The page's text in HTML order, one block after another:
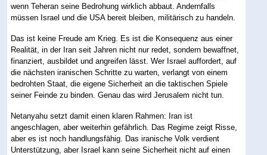
wenn Teheran seine Bedrohung wirklich abbaut. Andernfalls
müssen Israel und die USA bereit bleiben, militärisch zu handeln.
Das ist keine Freude am Krieg. Es ist die Konsequenz aus einer
Realität, in der Iran seit Jahren nicht nur redet, sondern bewaffnet,
finanziert, ausbildet und angreifen lässt. Wer Israel auffordert, auf
die nächsten iranischen Schritte zu warten, verlangt von einem
bedrohten Staat, die eigene Sicherheit an die taktischen Spiele
seiner Feinde zu binden. Genau das wird Jerusalem nicht tun.
Netanyahu setzt damit einen klaren Rahmen: Iran ist
angeschlagen, aber weiterhin gefährlich. Das Regime zeigt Risse,
aber es ist noch handlungsfähig. Das iranische Volk verdient
Unterstützung, aber Israel kann seine Sicherheit nicht auf einen